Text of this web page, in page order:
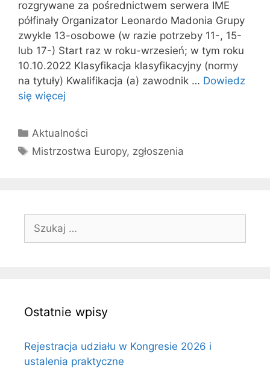
rozgrywane za pośrednictwem serwera IME
półfinały Organizator Leonardo Madonia Grupy
zwykle 13-osobowe (w razie potrzeby 11-, 15-
lub 17-) Start raz w roku-wrzesień; w tym roku
10.10.2022 Klasyfikacja klasyfikacyjny (normy
na tytuły) Kwalifikacja (a) zawodnik … Dowiedz
się więcej
Kategorie
Aktualności
Tagi
Mistrzostwa Europy, zgłoszenia
Ostatnie wpisy
Rejestracja udziału w Kongresie 2026 i
ustalenia praktyczne